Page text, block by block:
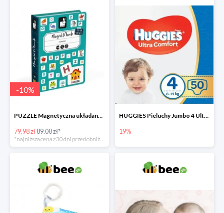
-10%
PUZZLE Magnetyczna układanka Alfabet
79.98 zł89.00 zł*
HUGGIES Pieluchy Jumbo 4 Ultra Comfort -19%
19%